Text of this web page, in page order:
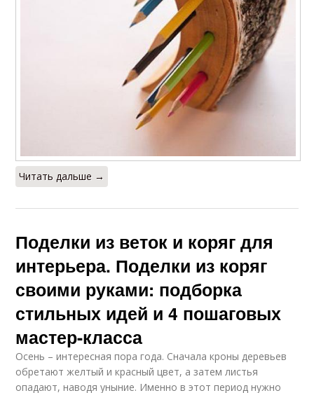
Читать дальше →
Поделки из веток и коряг для
интерьера. Поделки из коряг
своими руками: подборка
стильных идей и 4 пошаговых
мастер-класса
Осень – интересная пора года. Сначала кроны деревьев
обретают желтый и красный цвет, а затем листья
опадают, наводя уныние. Именно в этот период нужно